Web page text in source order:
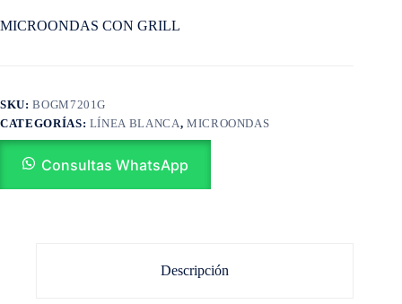
MICROONDAS CON GRILL
SKU:BOGM7201G
CATEGORÍAS: LÍNEA BLANCA, MICROONDAS
Consultas WhatsApp
Descripción